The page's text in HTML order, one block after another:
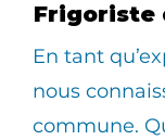
Frigoriste
En tant
nous
commune.